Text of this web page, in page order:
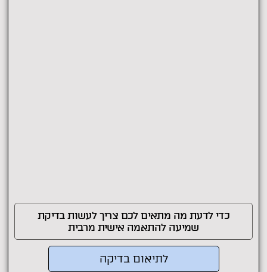
כדי לדעת מה מתאים לכם צריך לעשות בדיקת
שמיעה להתאמה אישית מרבית
לתיאום בדיקה